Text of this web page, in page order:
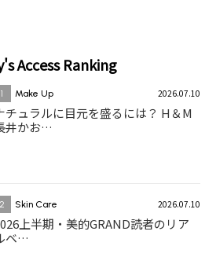
Access Ranking
1 Make Up 2026.07.10
チュラルに目元を盛るには？ H＆M
井かお…
2 Skin Care 2026.07.10
上半期・美的GRAND読者のリア
ベ…